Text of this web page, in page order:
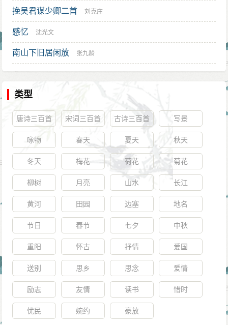
挽吴君谋少卿二首 刘克庄
感忆 沈光文
南山下旧居闲放 张九龄
类型
唐诗三百首 宋词三百首 古诗三百首 写景
咏物 春天 夏天 秋天
冬天 梅花 荷花 菊花
柳树 月亮 山水 长江
黄河 田园 边塞 地名
节日 春节 七夕 中秋
重阳 怀古 抒情 爱国
送别 思乡 思念 爱情
励志 友情 读书 惜时
忧民 婉约 豪放